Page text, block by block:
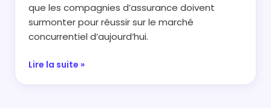
que les compagnies d’assurance doivent
surmonter pour réussir sur le marché
concurrentiel d’aujourd’hui.
Lire la suite »